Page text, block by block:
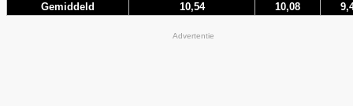
Gemiddeld 10,54 10,08
Advertentie